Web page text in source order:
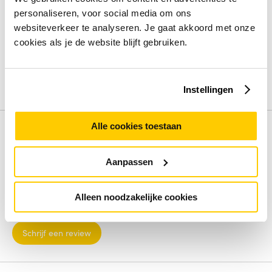
personaliseren, voor social media om ons
websiteverkeer te analyseren. Je gaat akkoord met onze
cookies als je de website blijft gebruiken.
Instellingen
Alle cookies toestaan
Aanpassen
Alleen noodzakelijke cookies
Switch typeManaged
Power over Ethernet (PoE)
Ja
Type basis-switching RJ-45 Ethernet-poortenGigabit
Ethernet (10/100/1000)
T,100BASE-T,1000BASE-T
Review
Beoordelingen binnenkort beschikbaar
Deel je ervaring met het product door het schrijven van een
Schrijf een review